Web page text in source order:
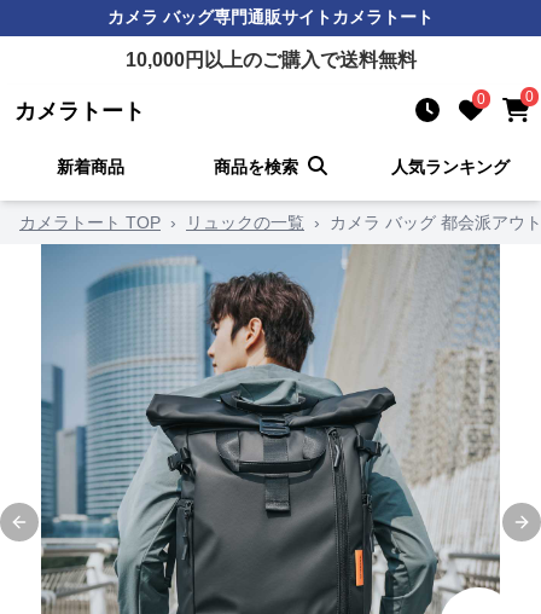
カメラ バッグ専門通販サイトカメラトート
10,000円以上のご購入で送料無料
カメラトート 0 0
新着商品 商品を検索 人気ランキング
カメラトート TOP › リュックの一覧 › カメラ バッグ 都会派アウ
Previous slide